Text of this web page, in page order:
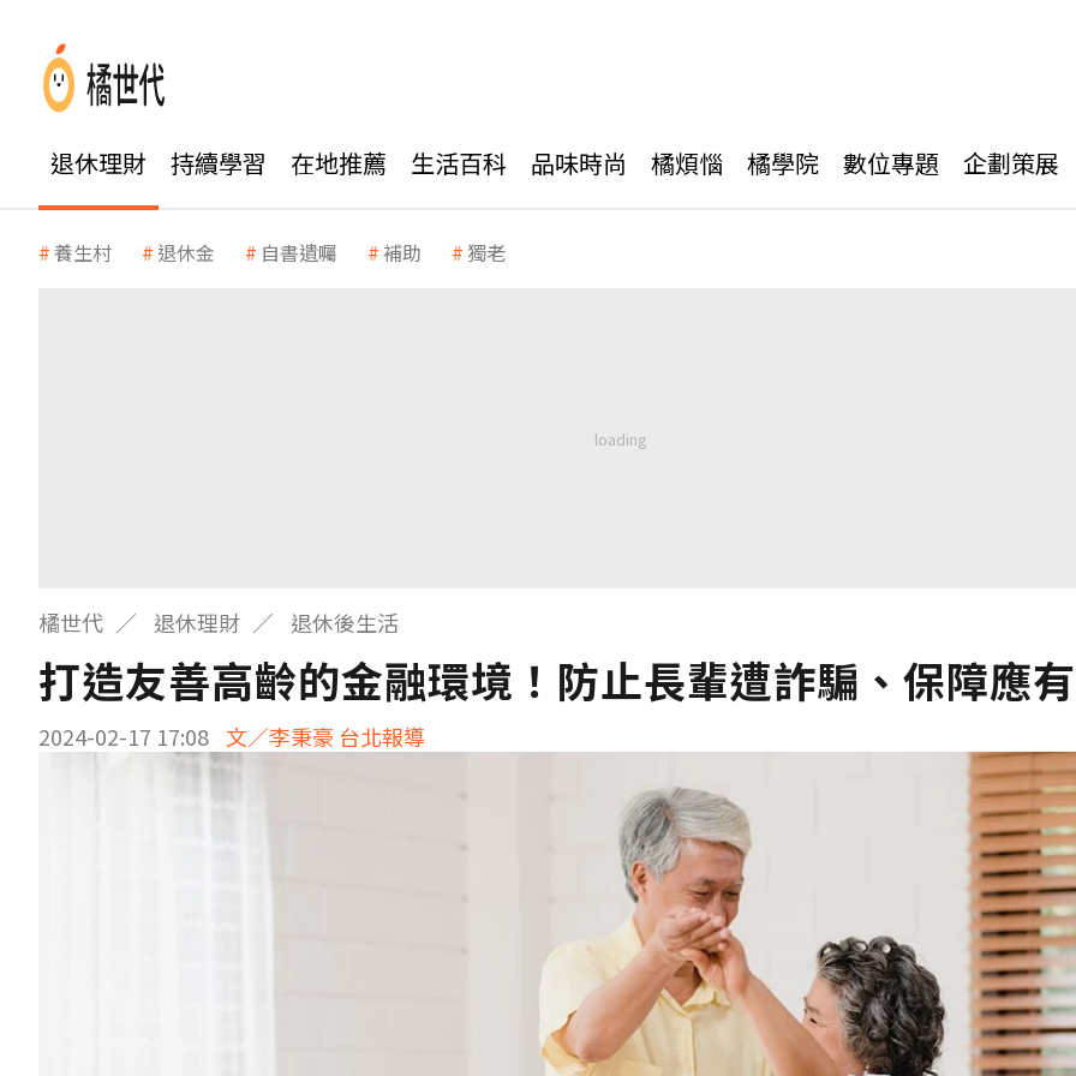
退休理財 持續學習 在地推薦 生活百科 品味時尚 橘煩惱 橘學院 數位專題 企劃策展
養生村 退休金 自書遺囑 補助 獨老
橘世代 退休理財 退休後生活
打造友善高齡的金融環境！防止長輩遭詐騙、保障應
2024-02-17 17:08 文／李秉豪 台北報導